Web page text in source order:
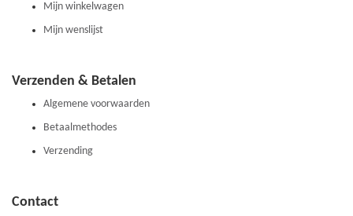
Mijn winkelwagen
Mijn wenslijst
Verzenden & Betalen
Algemene voorwaarden
Betaalmethodes
Verzending
Contact